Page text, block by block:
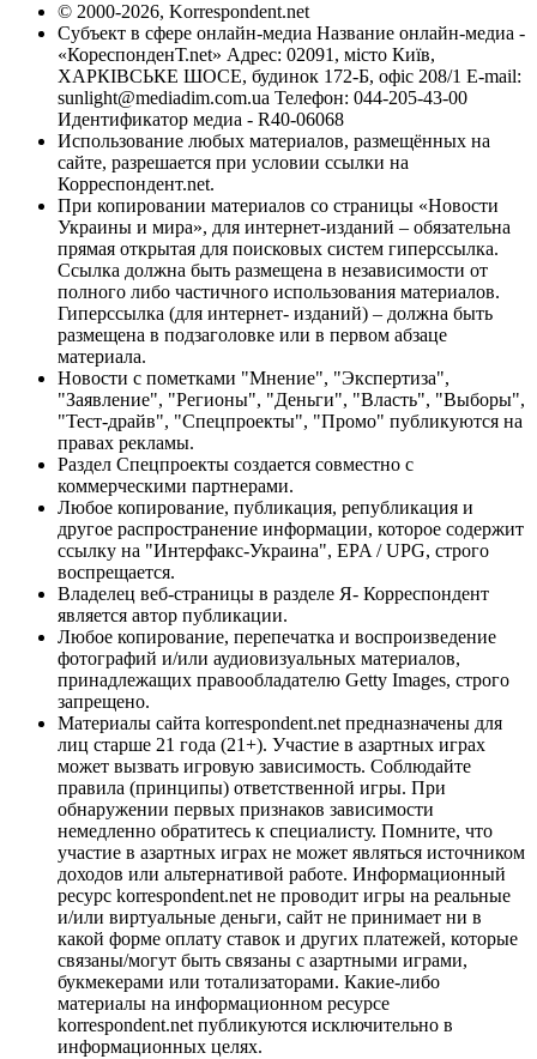
© 2000-2026, Korrespondent.net
Субъект в сфере онлайн-медиа Название онлайн-медиа -
«КореспонденТ.net» Адрес: 02091, місто Київ,
ХАРКІВСЬКЕ ШОСЕ, будинок 172-Б, офіс 208/1 E-mail:
sunlight@mediadim.com.ua Телефон: 044-205-43-00
Идентификатор медиа - R40-06068
Использование любых материалов, размещённых на
сайте, разрешается при условии ссылки на
Корреспондент.net.
При копировании материалов со страницы «Новости
Украины и мира», для интернет-изданий – обязательна
прямая открытая для поисковых систем гиперссылка.
Ссылка должна быть размещена в независимости от
полного либо частичного использования материалов.
Гиперссылка (для интернет- изданий) – должна быть
размещена в подзаголовке или в первом абзаце
материала.
Новости с пометками "Мнение", "Экспертиза",
"Заявление", "Регионы", "Деньги", "Власть", "Выборы",
"Тест-драйв", "Спецпроекты", "Промо" публикуются на
правах рекламы.
Раздел Спецпроекты создается совместно с
коммерческими партнерами.
Любое копирование, публикация, републикация и
другое распространение информации, которое содержит
ссылку на "Интерфакс-Украина", EPA / UPG, строго
воспрещается.
Владелец веб-страницы в разделе Я- Корреспондент
является автор публикации.
Любое копирование, перепечатка и воспроизведение
фотографий и/или аудиовизуальных материалов,
принадлежащих правообладателю Getty Images, строго
запрещено.
Материалы сайта korrespondent.net предназначены для
лиц старше 21 года (21+). Участие в азартных играх
может вызвать игровую зависимость. Соблюдайте
правила (принципы) ответственной игры. При
обнаружении первых признаков зависимости
немедленно обратитесь к специалисту. Помните, что
участие в азартных играх не может являться источником
доходов или альтернативой работе. Информационный
ресурс korrespondent.net не проводит игры на реальные
и/или виртуальные деньги, сайт не принимает ни в
какой форме оплату ставок и других платежей, которые
связаны/могут быть связаны с азартными играми,
букмекерами или тотализаторами. Какие-либо
материалы на информационном ресурсе
korrespondent.net публикуются исключительно в
информационных целях.